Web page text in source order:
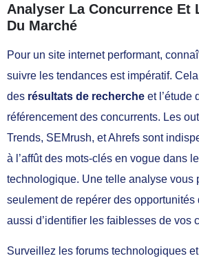
Analyser La Concurrence Et
Du Marché
Pour un site internet performant,
suivre les tendances est impératif.
des résultats de recherche et l’étude
référencement des concurrents. Les
Trends, SEMrush, et Ahrefs sont
à l’affût des mots-clés en vogue dans
technologique. Une telle analyse vous
seulement de repérer des opportunités
aussi d’identifier les faiblesses de vos
Surveillez les forums technologiques